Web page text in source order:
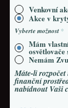
Venkovní
Akce v
Vyberte možnost *
Mám
osvětlovače
Nemám
Máte-li rozpočet
finanční
nabídnout Vaši